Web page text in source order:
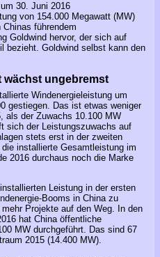
30. Juni 2016
von 154.000 Megawatt (MW)
führendem
Goldwind hervor, der sich auf
bezieht. Goldwind selbst kann den
wächst ungebremst
Windenergieleistung um
gestiegen. Das ist etwas weniger
als der Zuwachs 10.100 MW
sich der Leistungszuwachs auf
stets erst in der zweiten
installierte Gesamtleistung im
2016 durchaus noch die Marke
Leistung in der ersten
Booms in China zu
Projekte auf den Weg. In den
hat China öffentliche
MW durchgeführt. Das sind 67
2015 (14.400 MW).